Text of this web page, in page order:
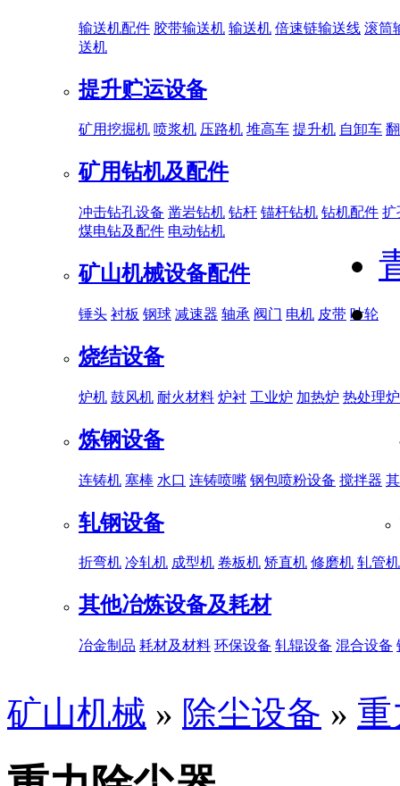
输送机配件 胶带输送机 输送机 倍速链输送线 滚筒
送机
提升贮运设备
矿用挖掘机 喷浆机 压路机 堆高车 提升机 自卸车
矿用钻机及配件
冲击钻孔设备 凿岩钻机 钻杆 锚杆钻机 钻机配件 扩
煤电钻及配件 电动钻机
矿山机械设备配件
锤头 衬板 钢球 减速器 轴承 阀门 电机 皮带 叶轮
烧结设备
炉机 鼓风机 耐火材料 炉衬 工业炉 加热炉 热处理炉
炼钢设备
连铸机 塞棒 水口 连铸喷嘴 钢包喷粉设备 搅拌器
轧钢设备
折弯机 冷轧机 成型机 卷板机 矫直机 修磨机 轧管机
其他冶炼设备及耗材
冶金制品 耗材及材料 环保设备 轧辊设备 混合设备
矿山机械 » 除尘设备 »